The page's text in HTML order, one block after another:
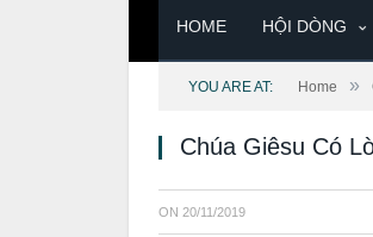
HOME HỘI DÒNG
YOU ARE AT: Home »
Chúa Giêsu Có
ON 20/11/2019